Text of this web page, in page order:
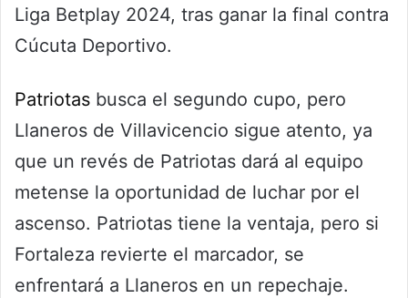
Liga Betplay 2024, tras ganar la final contra
Cúcuta Deportivo.
Patriotas busca el segundo cupo, pero
Llaneros de Villavicencio sigue atento, ya
que un revés de Patriotas dará al equipo
metense la oportunidad de luchar por el
ascenso. Patriotas tiene la ventaja, pero si
Fortaleza revierte el marcador, se
enfrentará a Llaneros en un repechaje.